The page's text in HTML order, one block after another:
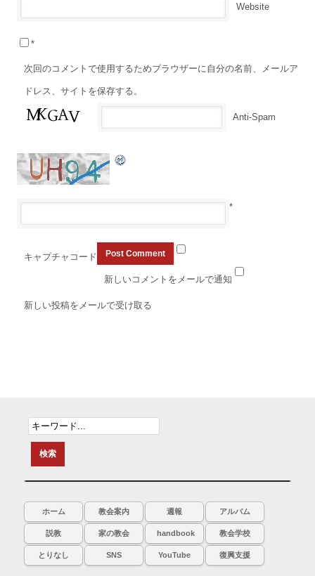
Website
次回のコメントで使用するためブラウザーに自分の名前、メールア
ドレス、サイトを保存する。
Anti-Spam
*
キャプチャコード
*
新しいコメントをメールで通知
新しい投稿をメールで受け取る
ホーム 教会案内 週報 アルバム
説教 家の教会 handbook 教会学校
とりなし SNS YouTube 復興支援